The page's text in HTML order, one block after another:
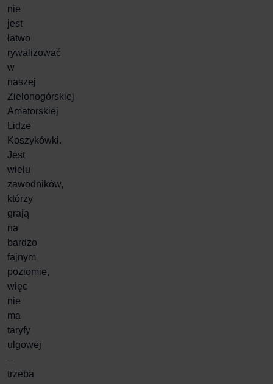
nie
jest
łatwo
rywalizować
w
naszej
Zielonogórskiej
Amatorskiej
Lidze
Koszykówki.
Jest
wielu
zawodników,
którzy
grają
na
bardzo
fajnym
poziomie,
więc
nie
ma
taryfy
ulgowej
–
trzeba